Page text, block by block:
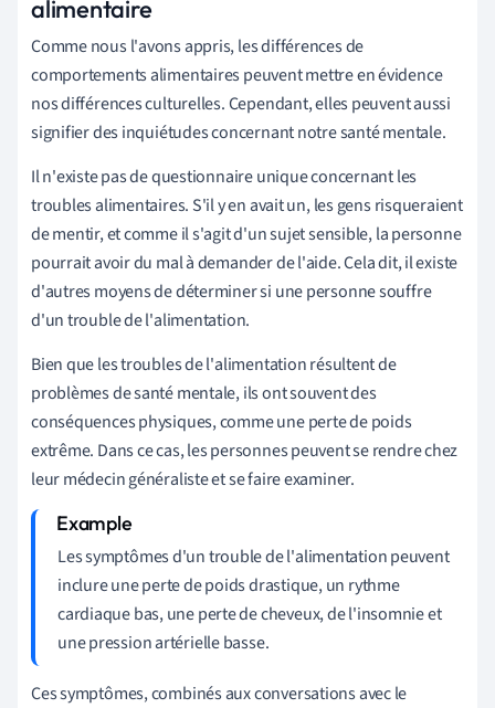
alimentaire
Comme nous l'avons appris, les différences de
comportements alimentaires peuvent mettre en évidence
nos différences culturelles. Cependant, elles peuvent aussi
signifier des inquiétudes concernant notre santé mentale.
Il n'existe pas de questionnaire unique concernant les
troubles alimentaires. S'il y en avait un, les gens risqueraient
de mentir, et comme il s'agit d'un sujet sensible, la personne
pourrait avoir du mal à demander de l'aide. Cela dit, il existe
d'autres moyens de déterminer si une personne souffre
d'un trouble de l'alimentation.
Bien que les troubles de l'alimentation résultent de
problèmes de santé mentale, ils ont souvent des
conséquences physiques, comme une perte de poids
extrême. Dans ce cas, les personnes peuvent se rendre chez
leur médecin généraliste et se faire examiner.
Les symptômes d'un trouble de l'alimentation peuvent
inclure une perte de poids drastique, un rythme
cardiaque bas, une perte de cheveux, de l'insomnie et
une pression artérielle basse.
Ces symptômes, combinés aux conversations avec le